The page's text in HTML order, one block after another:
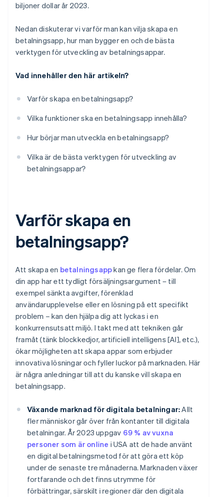
biljoner dollar år 2023.
Nedan diskuterar vi varför man kan vilja skapa en
betalningsapp, hur man bygger en och de bästa
verktygen för utveckling av betalningsappar.
Vad innehåller den här artikeln?
Varför skapa en betalningsapp?
Vilka funktioner ska en betalningsapp innehålla?
Hur börjar man utveckla en betalningsapp?
Vilka är de bästa verktygen för utveckling av
betalningsappar?
Varför skapa en
betalningsapp?
Att skapa en betalningsappkan ge flera fördelar. Om
din app har ett tydligt försäljningsargument – till
exempel sänkta avgifter, förenklad
användarupplevelse eller en lösning på ett specifikt
problem – kan den hjälpa dig att lyckas i en
konkurrensutsatt miljö. I takt med att tekniken går
framåt (tänk blockkedjor, artificiell intelligens [AI], etc.),
ökar möjligheten att skapa appar som erbjuder
innovativa lösningar och fyller luckor på marknaden. Här
är några anledningar till att du kanske vill skapa en
betalningsapp.
Växande marknad för digitala betalningar: Allt
fler människor går över från kontanter till digitala
betalningar. År 2023 uppgav 69 % av vuxna
personer som är online i USA att de hade använt
en digital betalningsmetod för att göra ett köp
under de senaste tre månaderna. Marknaden växer
fortfarande och det finns utrymme för
förbättringar, särskilt i regioner där den digitala